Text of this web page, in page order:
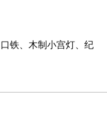
铁、木制小宫灯、纪